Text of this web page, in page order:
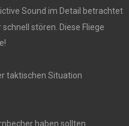
Sound im Detail betrachtet
stören. Diese Fliege
taktischen Situation
haben sollten